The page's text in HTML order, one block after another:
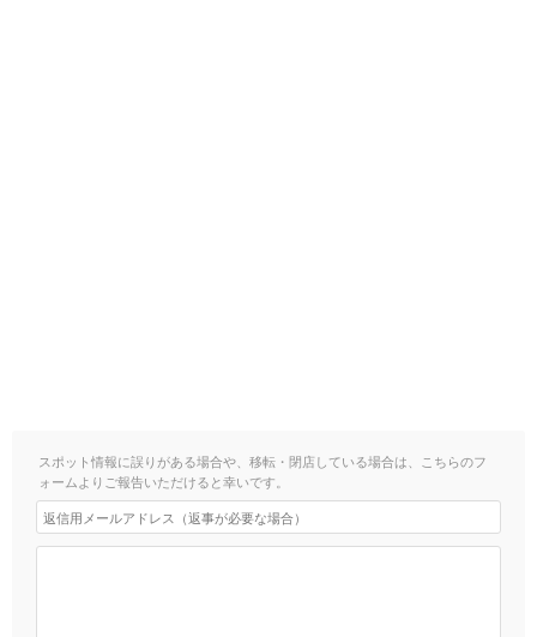
スポット情報に誤りがある場合や、移転・閉店している場合は、こちらのフ
ォームよりご報告いただけると幸いです。